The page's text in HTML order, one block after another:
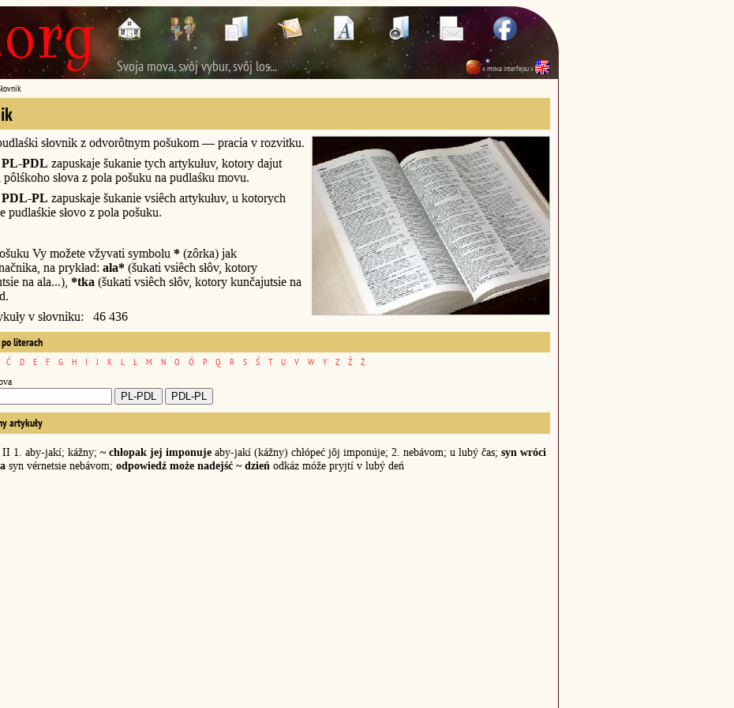
Svoja mova, svôj vybur, svôj los... « mova interfejsu »
słovnik z odvorôtnym pošukom — pracia v rozvitku.
PL-PDL zapuskaje šukanie tych artykułuv, kotory dajut
pôlśkoho słova z pola pošuku na pudlaśku movu.
PDL-PL zapuskaje šukanie vsiêch artykułuv, u kotorych
pudlaśkie słovo z pola pošuku.
Vy možete vžyvati symbolu * (zôrka) jak
na prykład: ala* (šukati vsiêch słôv, kotory
na ala...), *tka (šukati vsiêch słôv, kotory kunčajutsie na
v słovniku: 46 436
literach
Ć D E F G H I J K L Ł M N O Ó P Q R S Ś T U V W Y Z Ź Ż
artykuły
II 1. aby-jakí; kážny; ~ chłopak jej imponuje aby-jakí (kážny) chłópeć jôj imponúje; 2. nebávom; u lubý čas; syn wróci
syn vérnetsie nebávom; odpowiedź może nadejść ~ dzień odkáz móže pryjtí v lubý deń